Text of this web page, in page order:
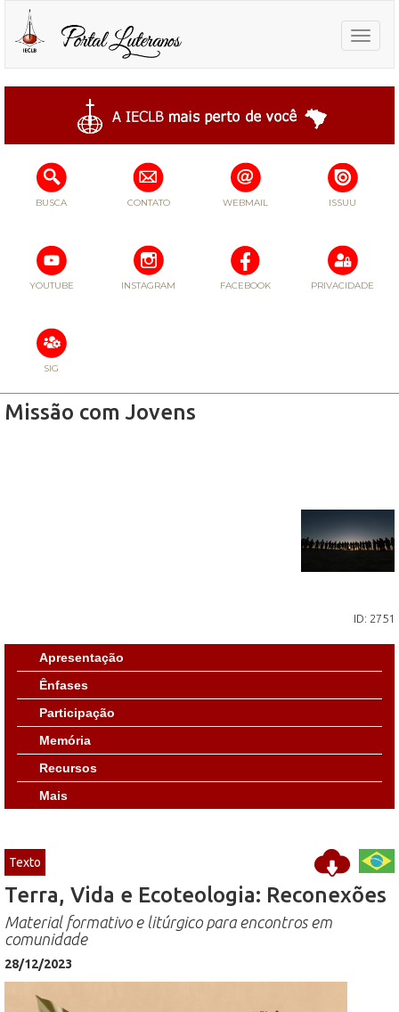
Toggle
BUSCA CONTATO WEBMAIL ISSUU
YOUTUBE INSTAGRAM FACEBOOK PRIVACIDADE
SIG
Missão com Jovens
ID: 2751
Apresentação
Ênfases
Participação
Memória
Recursos
Mais
Texto
Terra, Vida e Ecoteologia: Reconexões
Material formativo e litúrgico para encontros em
comunidade
28/12/2023